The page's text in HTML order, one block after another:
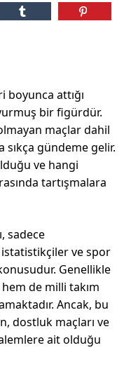
boyunca attığı
bir figürdür.
maçlar dahil
sıkça gündeme gelir.
ve hangi
tartışmalara
sadece
ve spor
Genellikle
de milli takım
Ancak, bu
dostluk maçları ve
ait olduğu